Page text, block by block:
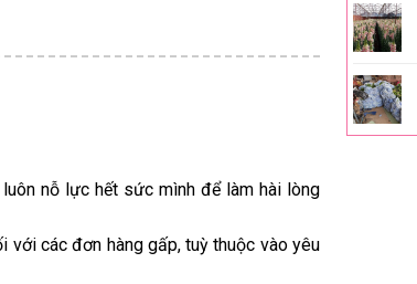
nỗ lực hết sức mình để làm hài lòng
với các đơn hàng gấp, tuỳ thuộc vào yêu